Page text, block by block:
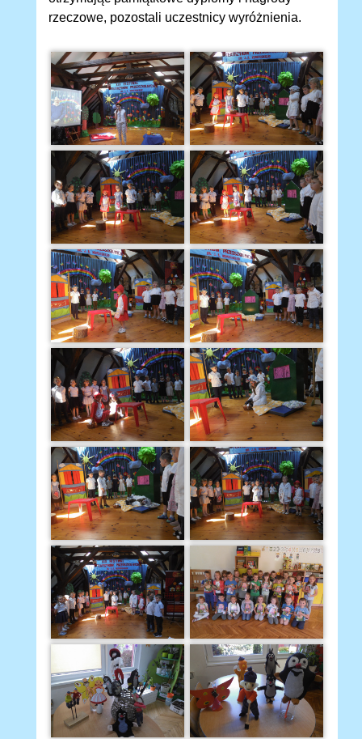
rzeczowe, pozostali uczestnicy wyróżnienia.